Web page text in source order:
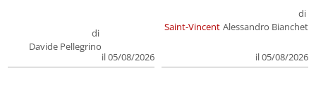
di
Davide Pellegrino
il 05/08/2026
Saint-Vincent
di
Alessandro Bianchet
il 05/08/2026